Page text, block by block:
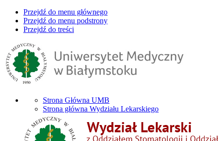
Przejdź do menu głównego
Przejdź do menu podstrony
Przejdź do treści
Strona Główna UMB
Strona główna Wydziału Lekarskiego